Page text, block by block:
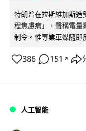
特朗普在拉斯維加斯造
程焦慮病」，聲稱電量
制令。惟專業車媒隨即
386 151 ↗
人工智能